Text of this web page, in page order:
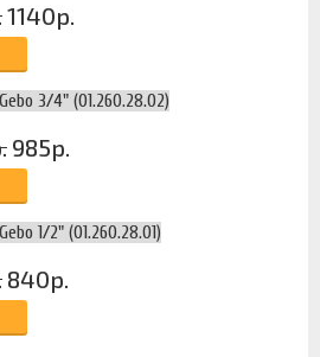
1140р.
3/4" (01.260.28.02)
985р.
1/2" (01.260.28.01)
840р.